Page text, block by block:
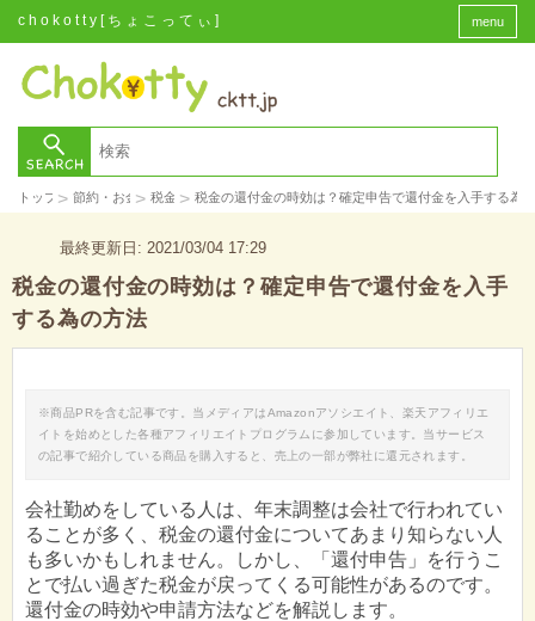
chokotty[ちょこってぃ] menu
トップ > 節約・お金> 税金 > 税金の還付金の時効は？確定申告で還付金を入手する為
最終更新日: 2021/03/04 17:29
税金の還付金の時効は？確定申告で還付金を入手
する為の方法
※商品PRを含む記事です。当メディアはAmazonアソシエイト、楽天アフィリエ
イトを始めとした各種アフィリエイトプログラムに参加しています。当サービス
の記事で紹介している商品を購入すると、売上の一部が弊社に還元されます。
会社勤めをしている人は、年末調整は会社で行われてい
ることが多く、税金の還付金についてあまり知らない人
も多いかもしれません。しかし、「還付申告」を行うこ
とで払い過ぎた税金が戻ってくる可能性があるのです。
還付金の時効や申請方法などを解説します。